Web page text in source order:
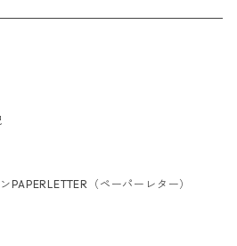
ドリンク柄
ア
PAPERLETTER（ペーパーレター）